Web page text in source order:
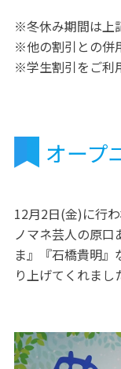
※冬休み期間は上
※他の割引との併
※学生割引をご利
オープ
12月2日(金)に行
ノマネ芸人の原
ま』『石橋貴明
り上げてくれまし